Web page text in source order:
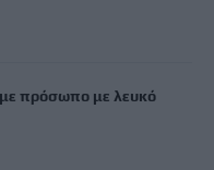
πρόσωπο με λευκό